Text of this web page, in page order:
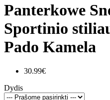
Panterkowe
Sportinio
Pado Kamela
30.99€
Dydis